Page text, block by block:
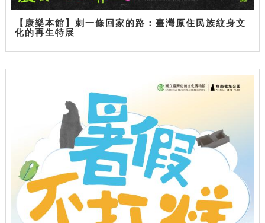
【康樂本館】刺一條回家的路：臺灣原住民族紋身文
化的再生特展